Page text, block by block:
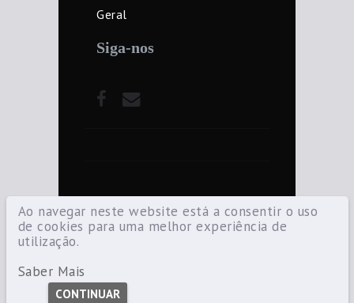
Ao navegar neste website está a consentir o uso
de cookies para uma melhor experiência de
utilização.
Saber Mais
CONTINUAR
Geral
Siga-nos
©2021 Diocese de Santarém — Todos os
direitos reservados.